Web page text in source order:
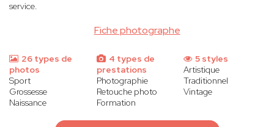
Fiche photographe
service.
26 types de
photos
Sport
Grossesse
Naissance
4 types de
prestations
Photographie
Retouche photo
Formation
5 styles
Artistique
Traditionnel
Vintage